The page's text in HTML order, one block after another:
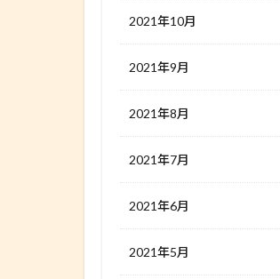
2021年10月
2021年9月
2021年8月
2021年7月
2021年6月
2021年5月